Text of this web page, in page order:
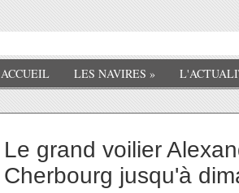
ACCUEIL LES NAVIRES »
Le grand voilier
Cherbourg jusqu'à